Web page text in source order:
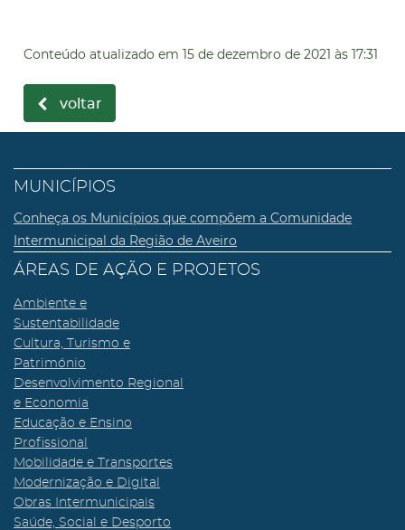
Conteúdo atualizado em 15 de dezembro de 2021 às 17:31
voltar
MUNICÍPIOS
Conheça os Municípios que compõem a Comunidade
Intermunicipal da Região de Aveiro
ÁREAS DE AÇÃO E PROJETOS
Ambiente e
Sustentabilidade
Cultura, Turismo e
Património
Desenvolvimento Regional
e Economia
Educação e Ensino
Profissional
Mobilidade e Transportes
Modernização e Digital
Obras Intermunicipais
Saúde, Social e Desporto